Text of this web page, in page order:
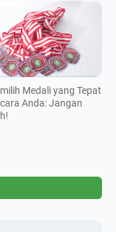
Medali yang Tepat
Anda: Jangan